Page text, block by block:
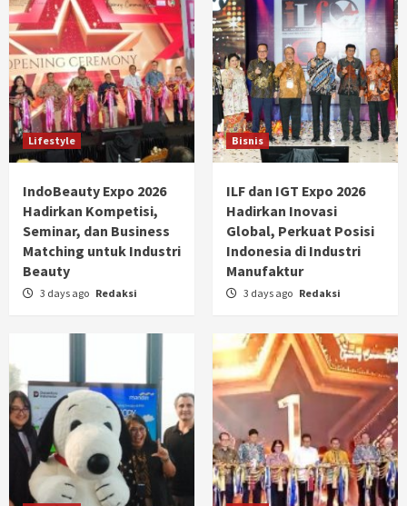
Lifestyle
IndoBeauty Expo 2026
Hadirkan Kompetisi,
Seminar, dan Business
Matching untuk Industri
Beauty
3 days ago Redaksi
Bisnis
ILF dan IGT Expo 2026
Hadirkan Inovasi
Global, Perkuat Posisi
Indonesia di Industri
Manufaktur
3 days ago Redaksi